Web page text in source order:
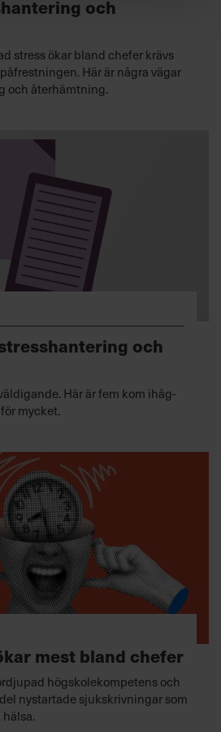
och
stress ökar bland chefer krävs
Här är några vägar
och återhämtning.
och
Här är fem kom ihåg-
mycket.
mest bland chefer
högskolekompetens och
nystartade sjukskrivningar som